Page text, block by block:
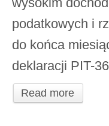
podatkowych i
do końca
deklaracji PIT-
Read more